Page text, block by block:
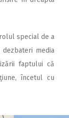
special de a
media
faptului că
încetul cu